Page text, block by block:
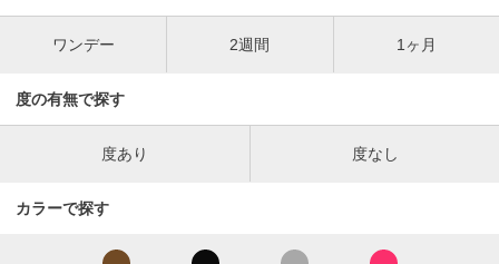
ワンデー 2週間 1ヶ月
度の有無で探す
度あり 度なし
カラーで探す